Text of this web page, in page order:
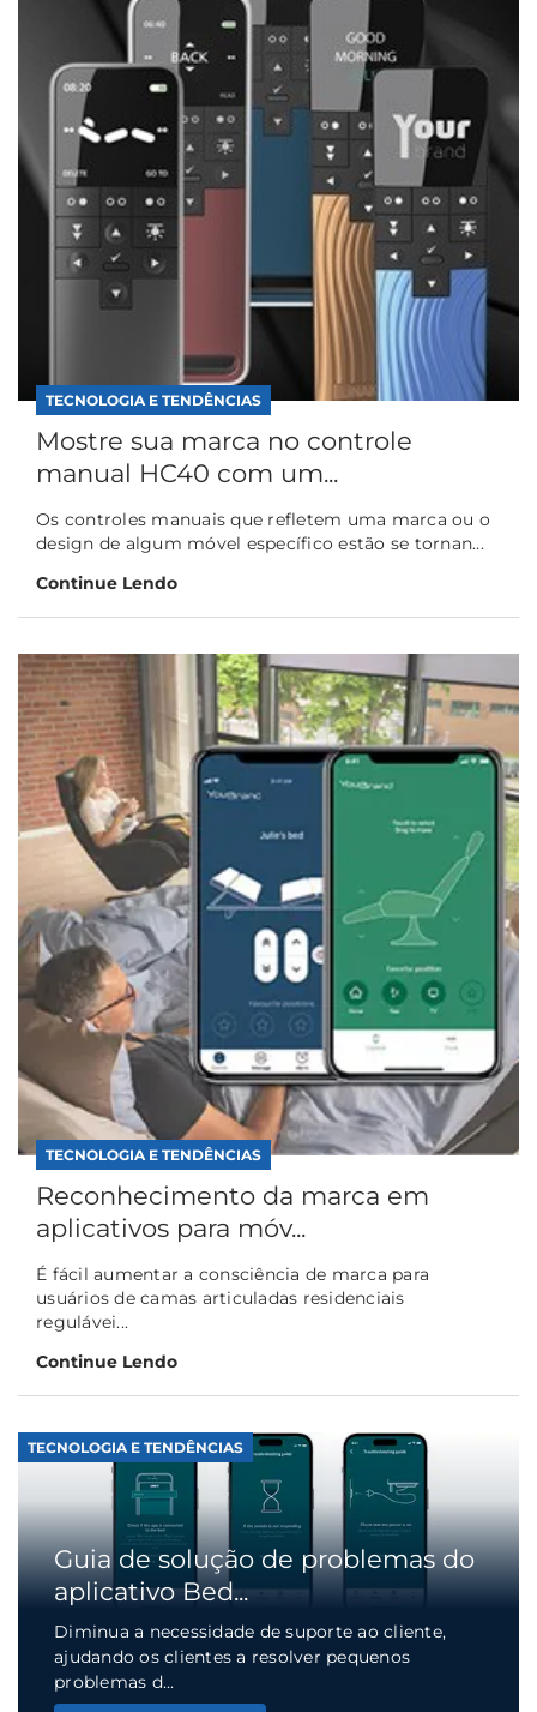
TECNOLOGIA E TENDÊNCIAS
Mostre sua marca no controle
manual HC40 com um...
Os controles manuais que refletem uma marca ou o
design de algum móvel específico estão se tornan...
Continue Lendo
TECNOLOGIA E TENDÊNCIAS
Reconhecimento da marca em
aplicativos para móv...
É fácil aumentar a consciência de marca para
usuários de camas articuladas residenciais
regulávei...
Continue Lendo
TECNOLOGIA E TENDÊNCIAS
Guia de solução de problemas do
aplicativo Bed...
Diminua a necessidade de suporte ao cliente,
ajudando os clientes a resolver pequenos
problemas d...